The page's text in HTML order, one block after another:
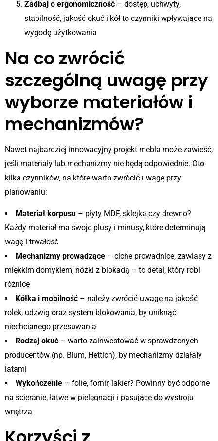
Zadbaj o ergonomiczność – dostęp, uchwyty,
stabilność, jakość okuć i kół to czynniki wpływające na
wygodę użytkowania
Na co zwrócić
szczególną uwagę przy
wyborze materiałów i
mechanizmów?
Nawet najbardziej innowacyjny projekt mebla może zawieść,
jeśli materiały lub mechanizmy nie będą odpowiednie. Oto
kilka czynników, na które warto zwrócić uwagę przy
planowaniu:
Materiał korpusu – płyty MDF, sklejka czy drewno?
Każdy materiał ma swoje plusy i minusy, które determinują
wagę i trwałość
Mechanizmy prowadzące – ciche prowadnice, zawiasy z
miękkim domykiem, nóżki z blokadą – to detal, który robi
różnicę
Kółka i mobilność – należy zwrócić uwagę na jakość
rolek, udźwig oraz system blokowania, by uniknąć
niechcianego przesuwania
Rodzaj okuć – warto zainwestować w sprawdzonych
producentów (np. Blum, Hettich), by mechanizmy działały
latami
Wykończenie – folie, fornir, lakier? Powinny być odporne
na ścieranie, łatwe w pielęgnacji i pasujące do wystroju
wnętrza